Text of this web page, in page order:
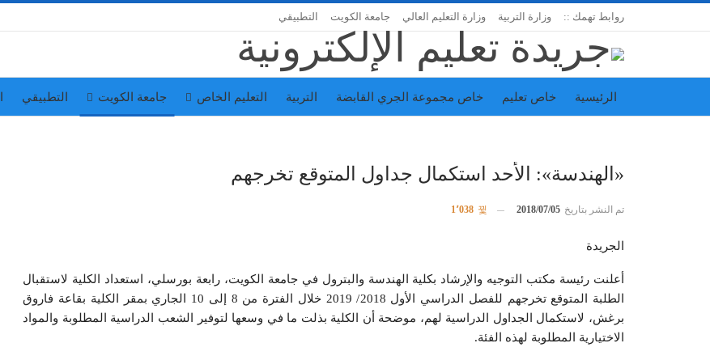
روابط تهمك :: وزارة التربية وزارة التعليم العالي جامعة الكويت التطبيقي
الرئيسية خاص تعليم خاص مجموعة الجري القابضة التربية التعليم الخاص جامعة الكويت التطبيقي
«الهندسة»: الأحد استكمال جداول المتوقع تخرجهم
تم النشر بتاريخ 2018/07/05
الجريدة
أعلنت رئيسة مكتب التوجيه والإرشاد بكلية الهندسة والبترول في جامعة الكويت، رابعة بورسلي، استعداد الكلية لاستقبال
الطلبة المتوقع تخرجهم للفصل الدراسي الأول 2018/ 2019 خلال الفترة من 8 إلى 10 الجاري بمقر الكلية بقاعة فاروق
برغش، لاستكمال الجداول الدراسية لهم، موضحة أن الكلية بذلت ما في وسعها لتوفير الشعب الدراسية المطلوبة والمواد
الاختيارية المطلوبة لهذه الفئة.